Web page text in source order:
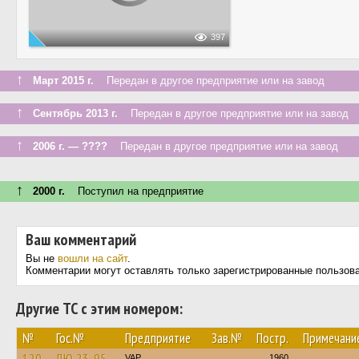
397
↑ Март 2015 г. Передан в другое предприятие или на завод
↑ Сентябрь 2013 г. Передан в другое предприятие или на завод
↑ 2006 г. — ???? Передан в другое предприятие или на завод
↑ 2000 г. Поступил на предприятие
Ваш комментарий
Вы не вошли на сайт.
Комментарии могут оставлять только зарегистрированные
Другие ТС с этим номером:
№ Гос.№ Предприятие Зав.№ Постр.